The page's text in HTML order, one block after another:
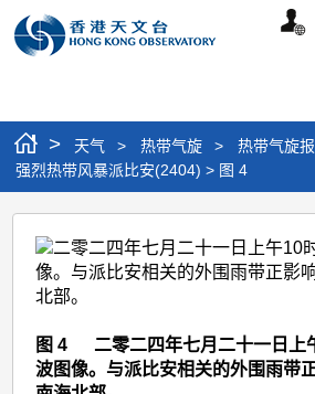
个
> 天气 > 热带气旋 > 热带气旋
强烈热带风暴派比安(2404) > 图 4
强
烈
热
带
风
图 4 二零二四年七月二十一日上
波图像。与派比安相关的外围雨带